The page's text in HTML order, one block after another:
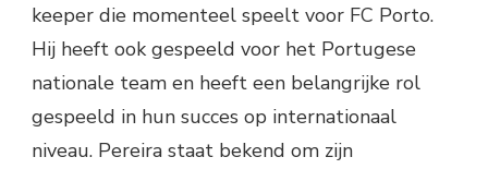
keeper die momenteel speelt voor FC Porto.
Hij heeft ook gespeeld voor het Portugese
nationale team en heeft een belangrijke rol
gespeeld in hun succes op internationaal
niveau. Pereira staat bekend om zijn